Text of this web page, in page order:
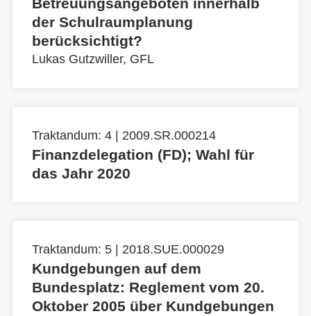
Betreuungsangeboten innerhalb
der Schulraumplanung
berücksichtigt?
Lukas Gutzwiller, GFL
Traktandum: 4 | 2009.SR.000214
Finanzdelegation (FD); Wahl für
das Jahr 2020
Traktandum: 5 | 2018.SUE.000029
Kundgebungen auf dem
Bundesplatz: Reglement vom 20.
Oktober 2005 über Kundgebungen